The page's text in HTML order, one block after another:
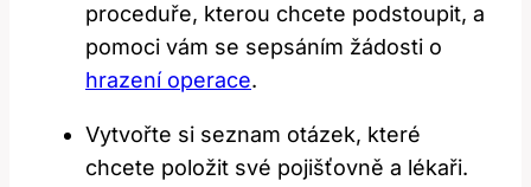
proceduře,‍ kterou chcete podstoupit, a
pomoci vám⁢ se sepsáním žádosti o
hrazení operace.
Vytvořte ‌si ⁤seznam otázek,​ které
chcete​ položit své pojišťovně a lékaři.